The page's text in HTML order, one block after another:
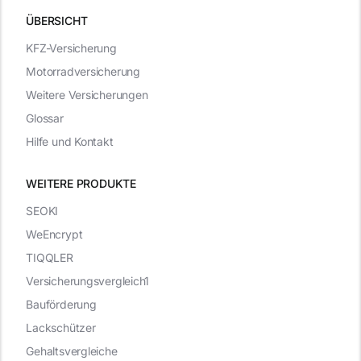
ÜBERSICHT
WEITERE PRODUKTE
KFZ-Versicherung
Motorradversicherung
Weitere Versicherungen
Glossar
Hilfe und Kontakt
SEOKI
WeEncrypt
TIQQLER
Versicherungsvergleich1
Bauförderung
Lackschützer
Gehaltsvergleiche